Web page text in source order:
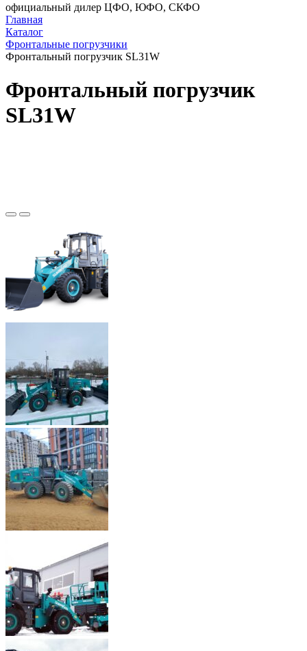
официальный дилер ЦФО, ЮФО, СКФО
Главная
Каталог
Фронтальные погрузчики
Фронтальный погрузчик SL31W
Фронтальный погрузчик
SL31W